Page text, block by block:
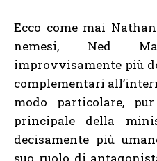
Ecco come mai
nemesi, Ned
improvvisamente più
complementari
modo particolare,
principale della
decisamente più